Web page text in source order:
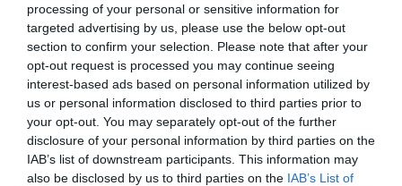
processing of your personal or sensitive information for
targeted advertising by us, please use the below opt-out
section to confirm your selection. Please note that after your
opt-out request is processed you may continue seeing
interest-based ads based on personal information utilized by
us or personal information disclosed to third parties prior to
your opt-out. You may separately opt-out of the further
disclosure of your personal information by third parties on the
IAB’s list of downstream participants. This information may
also be disclosed by us to third parties on the IAB’s List of
Read More
REAL MADRID HACIENDA BERNABEU LA LIGA MANCHESTER CITY
2020.02.15. Adam